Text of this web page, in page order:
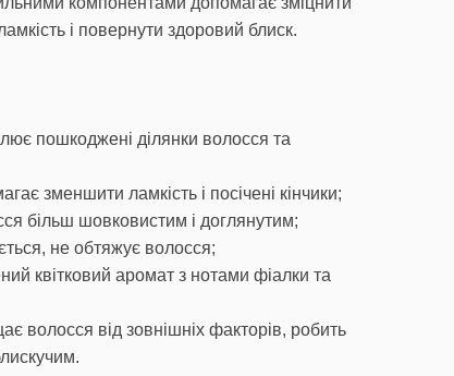
і повернути здоровий блиск.
пошкоджені ділянки волосся та
зменшити ламкість і посічені кінчики;
більш шовковистим і доглянутим;
не обтяжує волосся;
квітковий аромат з нотами фіалки та
волосся від зовнішніх факторів, робить